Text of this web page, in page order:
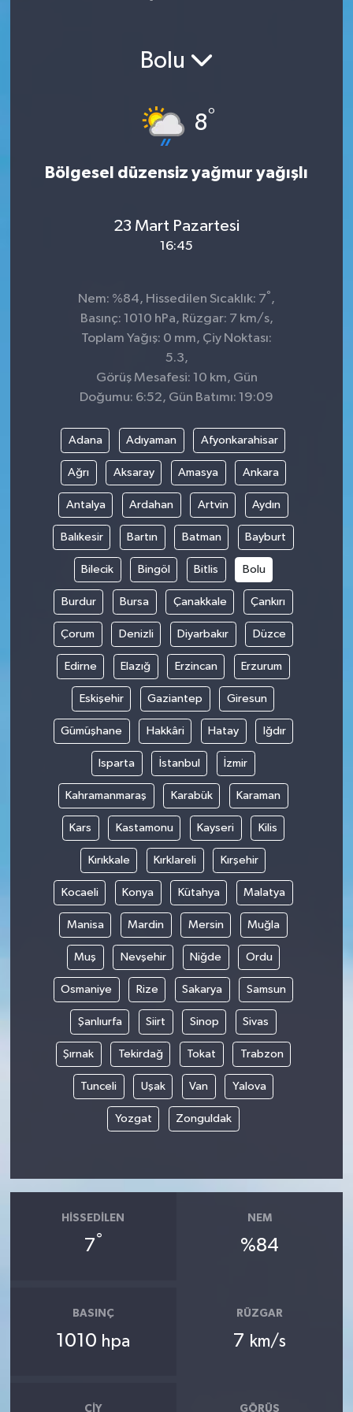
Bolu
8°
Bölgesel düzensiz yağmur yağışlı
23 Mart Pazartesi
16:45
Nem: %84, Hissedilen Sıcaklık: 7° ,
Basınç: 1010 hPa, Rüzgar: 7 km/s,
Toplam Yağış: 0 mm, Çiy Noktası:
5.3,
Görüş Mesafesi: 10 km, Gün
Doğumu: 6:52, Gün Batımı: 19:09
Adana Adıyaman Afyonkarahisar
Ağrı Aksaray Amasya Ankara
Antalya Ardahan Artvin Aydın
Balıkesir Bartın Batman Bayburt
Bilecik Bingöl Bitlis Bolu
Burdur Bursa Çanakkale Çankırı
Çorum Denizli Diyarbakır Düzce
Edirne Elazığ Erzincan Erzurum
Eskişehir Gaziantep Giresun
Gümüşhane Hakkâri Hatay Iğdır
Isparta İstanbul İzmir
Kahramanmaraş Karabük Karaman
Kars Kastamonu Kayseri Kilis
Kırıkkale Kırklareli Kırşehir
Kocaeli Konya Kütahya Malatya
Manisa Mardin Mersin Muğla
Muş Nevşehir Niğde Ordu
Osmaniye Rize Sakarya Samsun
Şanlıurfa Siirt Sinop Sivas
Şırnak Tekirdağ Tokat Trabzon
Tunceli Uşak Van Yalova
Yozgat Zonguldak
HISSEDILEN
7°
NEM
%84
BASINÇ
1010 hpa
RÜZGAR
7 km/s
ÇIY GÖRÜŞ